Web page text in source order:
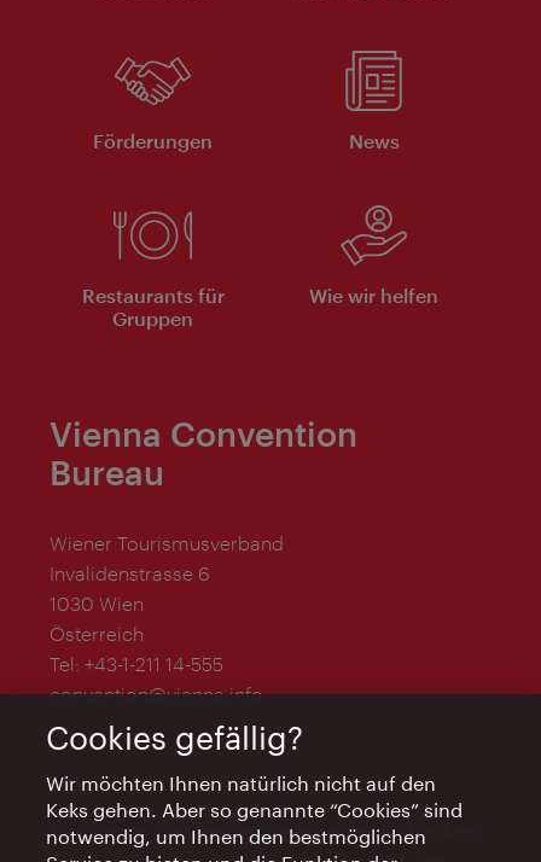
Förderungen News
Restaurants für
Gruppen
Wie wir helfen
Vienna Convention
Bureau
Wiener Tourismusverband
Invalidenstrasse 6
1030 Wien
Österreich
Tel: +43-1-211 14-555
convention@vienna.info
Das Vienna Convention Bureau ist eine Abteilung
Cookies gefällig?
Wir möchten Ihnen natürlich nicht auf den
Keks gehen. Aber so genannte “Cookies” sind
notwendig, um Ihnen den bestmöglichen